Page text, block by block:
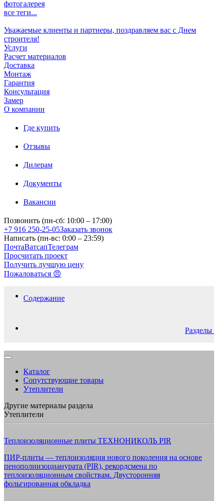
фотогалерея
все теги...
Уважаемые клиенты и партнеры, поздравляем вас с Днем
строителя!
Услуги
Расчет материалов
Доставка
Монтаж
Гарантия
Консультация
Замер
О компании
Где купить
Отзывы
Дилерам
Документы
Вакансии
Позвонить (пн-сб: 10:00 – 17:00)
+7 916 250-25-05Заказать звонок
Написать (пн-вс: 0:00 – 23:59)
ПочтаВатсапТелеграм
Просчитать проект
Получить лучшую цену
Пожаловаться 😠
Содержание
Разделы
Каталог
Сопутствующие товары
Утеплители
Другие материалы раздела
Утеплители
Теплоизоляционные плиты ТЕХНОНИКОЛЬ PIR
ПИР-плиты — теплоизоляция нового поколения на основе
пенополиизоцианурата (PIR), рекордсмена по
теплоизоляционным свойствам. Двусторонняя
фольгированная обкладка